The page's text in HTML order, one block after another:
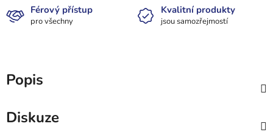
Férový přístup
pro všechny
Kvalitní produkty
jsou samozřejmostí
Popis
Diskuze